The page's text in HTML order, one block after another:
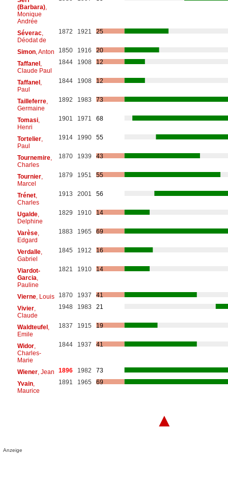
(Barbara),
Monique
Andrée
Séverac,
Déodat de
1872 1921 25
Simon, Anton 1850 1916
20
Taffanel,
Claude Paul
1844 1908 12
Taffanel,
Paul
1844 1908 12
Tailleferre,
Germaine
1892 1983 73
Tomasi,
Henri
1901 1971 68
Tortelier,
Paul
1914 1990 55
Tournemire,
Charles
1870 1939 43
Tournier,
Marcel
1879 1951 55
Trénet,
Charles
1913 2001 56
Ugalde,
Delphine
1829 1910 14
Varèse,
Edgard
1883 1965 69
Verdalle,
Gabriel
1845 1912 16
Viardot-
Garcia
Pauline
1821 1910 14
Vierne, Louis 1870 1937
41
Vivier,
Claude
1948 1983 21
Waldteufel,
Emile
1837 1915 19
Widor,
Charles-
Marie
1844 1937 41
Wiener, Jean 1896 1982
73
Yvain,
Maurice
1891 1965 69
▲
Anzeige